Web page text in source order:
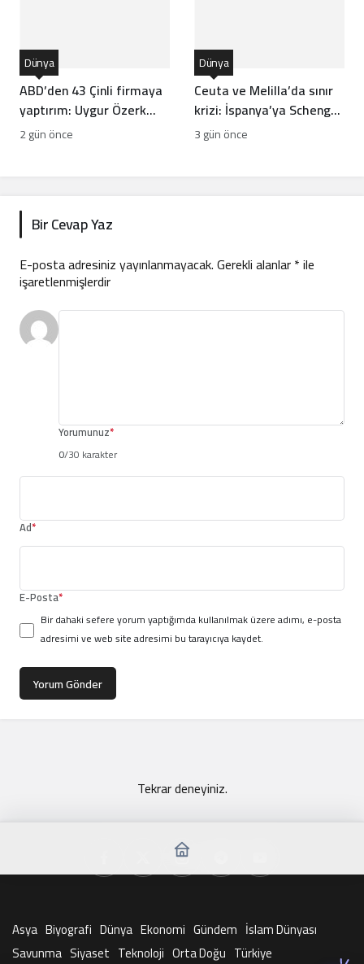
ABD’den 43 Çinli firmaya
yaptırım: Uygur Özerk
Bölgesi kriz çıkardı
Dünya
2 gün önce
Ceuta ve Melilla’da sınır
krizi: İspanya’ya Schengen
resti
Dünya
3 gün önce
Bir Cevap Yaz
E-posta adresiniz yayınlanmayacak.Gerekli alanlar*ile
işaretlenmişlerdir
Yorumunuz*
0/30 karakter
Ad*
E-Posta*
Bir dahaki sefere yorum yaptığımda kullanılmak üzere adımı, e-posta
adresimi ve web site adresimi bu tarayıcıya kaydet.
Yorum Gönder
Tekrar deneyiniz.
Asya Biyografi Dünya Ekonomi Gündem İslam Dünyası
Savunma Siyaset Teknoloji Orta Doğu Türkiye